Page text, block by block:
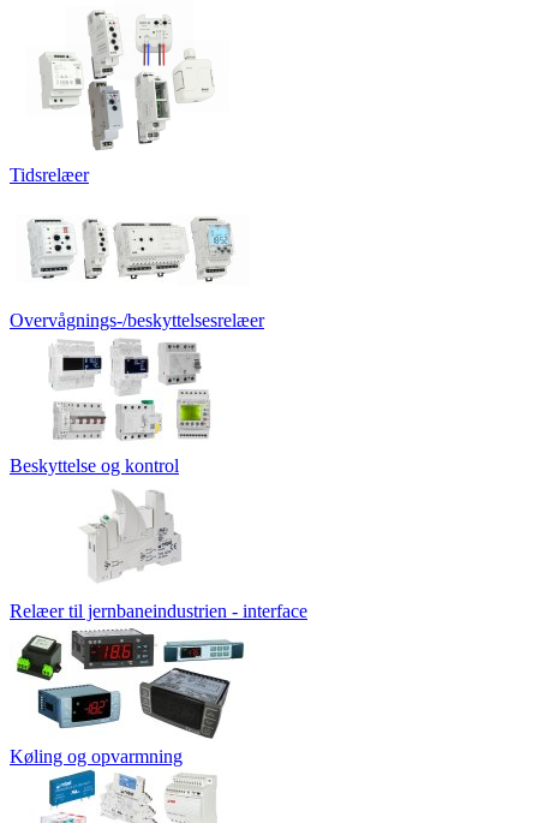
Tidsrelæer
Overvågnings-/beskyttelsesrelæer
Beskyttelse og kontrol
Relæer til jernbaneindustrien - interface
Køling og opvarmning